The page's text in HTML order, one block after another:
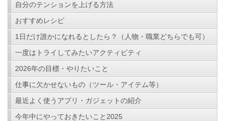
自分のテンションを上げる方法
おすすめレシピ
1日だけ誰かになれるとしたら？（人物・職業どちらでも可）
一度はトライしてみたいアクティビティ
2026年の目標・やりたいこと
仕事に欠かせないもの（ツール・アイテム等）
最近よく使うアプリ・ガジェットの紹介
今年中にやっておきたいこと2025